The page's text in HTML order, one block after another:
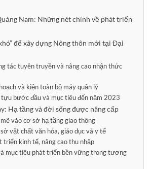
Nam: Những nét chính về phát triển
để xây dựng Nông thôn mới tại Đại
tác tuyên truyền và nâng cao nhận thức
và kiện toàn bộ máy quản lý
bước đầu và mục tiêu đến năm 2023
Hạ tầng và đời sống được nâng cấp
vào cơ sở hạ tầng giao thông
vật chất văn hóa, giáo dục và y tế
triển kinh tế, nâng cao thu nhập
mục tiêu phát triển bền vững trong tương